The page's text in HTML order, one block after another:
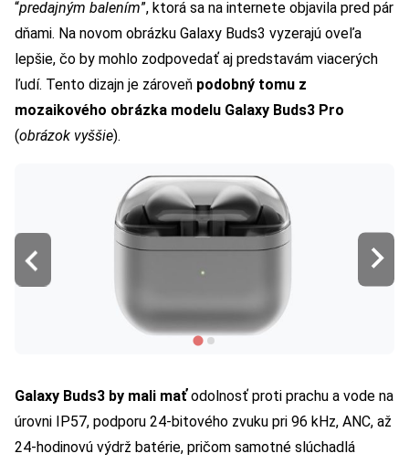
“predajným balením”, ktorá sa na internete objavila pred pár
dňami. Na novom obrázku Galaxy Buds3 vyzerajú oveľa
lepšie, čo by mohlo zodpovedať aj predstavám viacerých
ľudí. Tento dizajn je zároveň podobný tomu z
mozaikového obrázka modelu Galaxy Buds3 Pro
(obrázok vyššie).
Galaxy Buds3 by mali maťodolnosť proti prachu a vode na
úrovni IP57, podporu 24-bitového zvuku pri 96 kHz, ANC, až
24-hodinovú výdrž batérie, pričom samotné slúchadlá